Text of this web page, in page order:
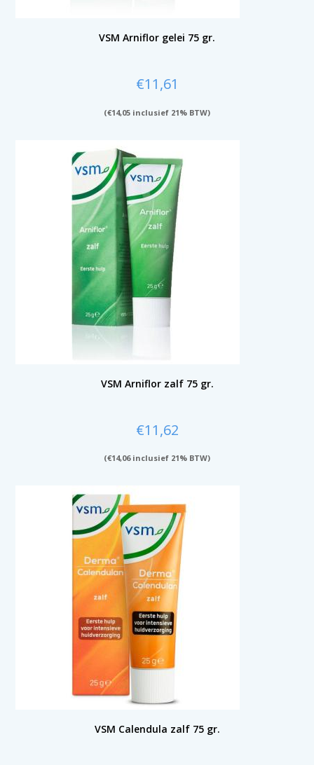
VSM Arniflor gelei 75 gr.
€11,61
(€14,05 inclusief 21% BTW)
VSM Arniflor zalf 75 gr.
€11,62
(€14,06inclusief 21% BTW)
VSM Calendula zalf 75 gr.